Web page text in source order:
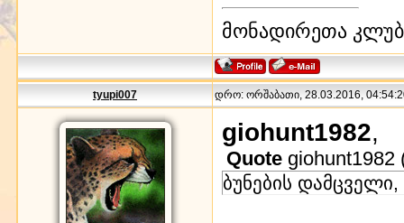
მონადირეთა
tyupi007 დრო: ორშაბათი, 28.03.2016,
giohunt1982,
Quote giohunt1982
ბუნების